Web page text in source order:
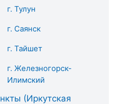
г. Тулун
г. Саянск
г. Тайшет
г. Железногорск-
Илимский
(Иркутская